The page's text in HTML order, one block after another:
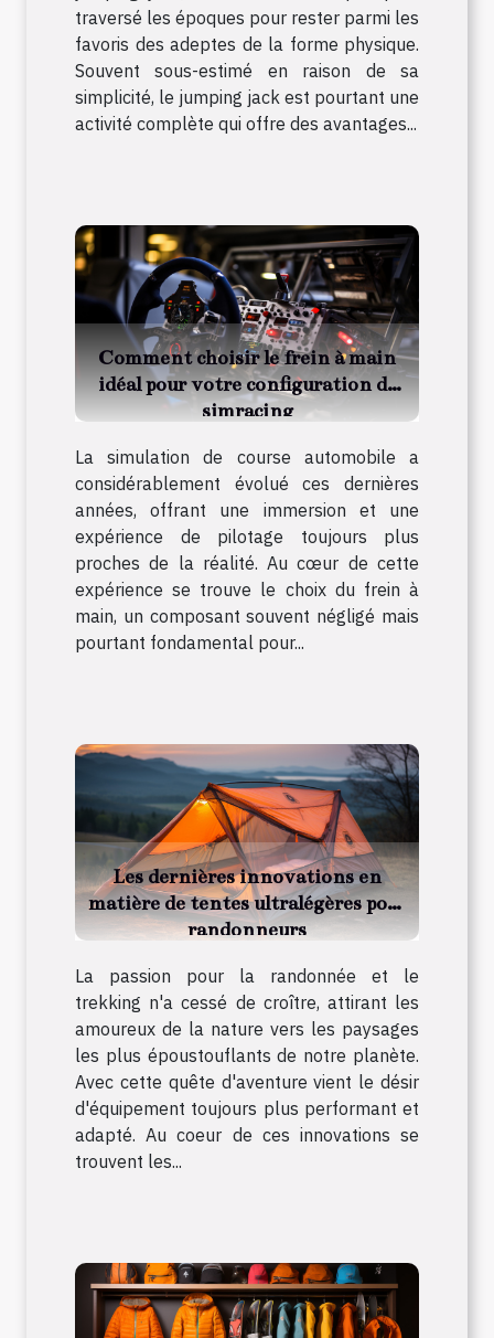
traversé les époques pour rester parmi les
favoris des adeptes de la forme physique.
Souvent sous-estimé en raison de sa
simplicité, le jumping jack est pourtant une
activité complète qui offre des avantages...
Comment choisir le frein à main
idéal pour votre configuration de
simracing
La simulation de course automobile a
considérablement évolué ces dernières
années, offrant une immersion et une
expérience de pilotage toujours plus
proches de la réalité. Au cœur de cette
expérience se trouve le choix du frein à
main, un composant souvent négligé mais
pourtant fondamental pour...
Les dernières innovations en
matière de tentes ultralégères pour
randonneurs
La passion pour la randonnée et le
trekking n'a cessé de croître, attirant les
amoureux de la nature vers les paysages
les plus époustouflants de notre planète.
Avec cette quête d'aventure vient le désir
d'équipement toujours plus performant et
adapté. Au coeur de ces innovations se
trouvent les...